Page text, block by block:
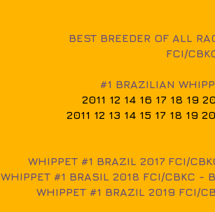
BEST BREEDER OF ALL
FCI/
#1 BRAZILIAN
2011 12 14 16 17 18 19
2011 12 13 14 15 17 18 19
WHIPPET #1 BRAZIL 2017 FCI/
WHIPPET #1 BRASIL 2018 FCI/CBKC
WHIPPET #1 BRAZIL 2019 FCI/